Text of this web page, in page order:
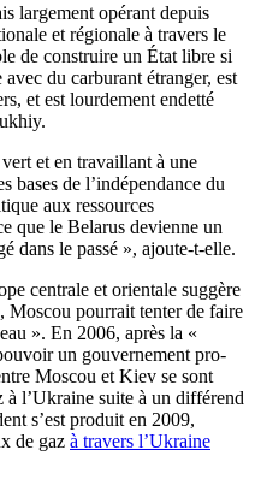
largement opérant depuis
et régionale à travers le
de construire un État libre si
du carburant étranger, est
et est lourdement endetté
et en travaillant à une
bases de l’indépendance du
aux ressources
que le Belarus devienne un
dans le passé », ajoute-t-elle.
centrale et orientale suggère
Moscou pourrait tenter de faire
». En 2006, après la «
un gouvernement pro-
Moscou et Kiev se sont
à l’Ukraine suite à un différend
s’est produit en 2009,
de gaz à travers l’Ukraine